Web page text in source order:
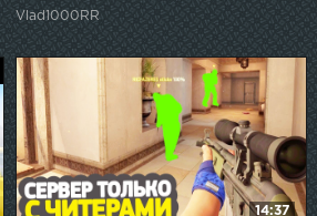
Racing Moto
Vlad1000RR
14:37